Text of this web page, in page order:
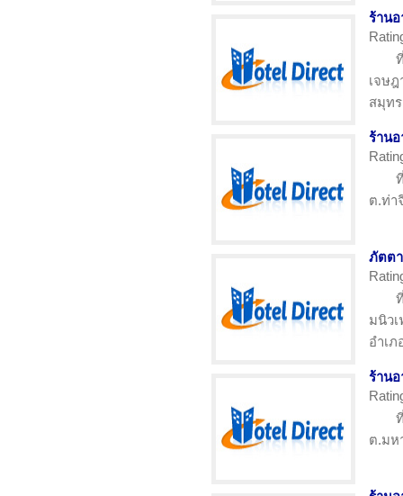
ร้านอ
เจษ
สมุท
ร้านอ
ต.ท่า
ภัตต
มนิว
อำเ
ร้านอ
ต.มห